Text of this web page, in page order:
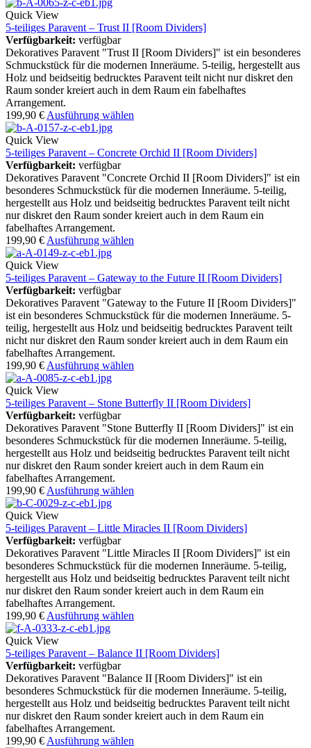
Quick View
5-teiliges Paravent – Trust II [Room Dividers]
Verfügbarkeit: verfügbar
Dekoratives Paravent "Trust II [Room Dividers]" ist ein besonderes
Schmuckstück für die modernen Inneräume. 5-teilig, hergestellt aus
Holz und beidseitig bedrucktes Paravent teilt nicht nur diskret den
Raum sonder kreiert auch in dem Raum ein fabelhaftes
Arrangement.
199,90 € Ausführung wählen
Quick View
5-teiliges Paravent – Concrete Orchid II [Room Dividers]
Verfügbarkeit: verfügbar
Dekoratives Paravent "Concrete Orchid II [Room Dividers]" ist ein
besonderes Schmuckstück für die modernen Inneräume. 5-teilig,
hergestellt aus Holz und beidseitig bedrucktes Paravent teilt nicht
nur diskret den Raum sonder kreiert auch in dem Raum ein
fabelhaftes Arrangement.
199,90 € Ausführung wählen
Quick View
5-teiliges Paravent – Gateway to the Future II [Room Dividers]
Verfügbarkeit: verfügbar
Dekoratives Paravent "Gateway to the Future II [Room Dividers]"
ist ein besonderes Schmuckstück für die modernen Inneräume. 5-
teilig, hergestellt aus Holz und beidseitig bedrucktes Paravent teilt
nicht nur diskret den Raum sonder kreiert auch in dem Raum ein
fabelhaftes Arrangement.
199,90 € Ausführung wählen
Quick View
5-teiliges Paravent – Stone Butterfly II [Room Dividers]
Verfügbarkeit: verfügbar
Dekoratives Paravent "Stone Butterfly II [Room Dividers]" ist ein
besonderes Schmuckstück für die modernen Inneräume. 5-teilig,
hergestellt aus Holz und beidseitig bedrucktes Paravent teilt nicht
nur diskret den Raum sonder kreiert auch in dem Raum ein
fabelhaftes Arrangement.
199,90 € Ausführung wählen
Quick View
5-teiliges Paravent – Little Miracles II [Room Dividers]
Verfügbarkeit: verfügbar
Dekoratives Paravent "Little Miracles II [Room Dividers]" ist ein
besonderes Schmuckstück für die modernen Inneräume. 5-teilig,
hergestellt aus Holz und beidseitig bedrucktes Paravent teilt nicht
nur diskret den Raum sonder kreiert auch in dem Raum ein
fabelhaftes Arrangement.
199,90 € Ausführung wählen
Quick View
5-teiliges Paravent – Balance II [Room Dividers]
Verfügbarkeit: verfügbar
Dekoratives Paravent "Balance II [Room Dividers]" ist ein
besonderes Schmuckstück für die modernen Inneräume. 5-teilig,
hergestellt aus Holz und beidseitig bedrucktes Paravent teilt nicht
nur diskret den Raum sonder kreiert auch in dem Raum ein
fabelhaftes Arrangement.
199,90 € Ausführung wählen